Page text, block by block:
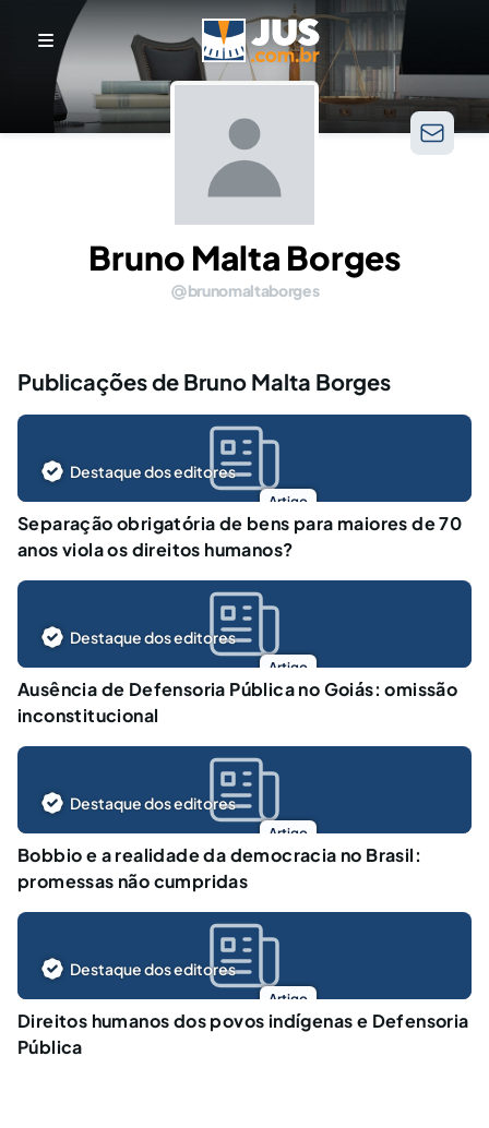
Bruno Malta Borges
brunomaltaborges
Publicações de Bruno Malta Borges
Artigo
Destaque dos editores
Separação obrigatória de bens para maiores de 70
anos viola os direitos humanos?
Artigo
Destaque dos editores
Ausência de Defensoria Pública no Goiás: omissão
inconstitucional
Artigo
Destaque dos editores
Bobbio e a realidade da democracia no Brasil:
promessas não cumpridas
Artigo
Destaque dos editores
Direitos humanos dos povos indígenas e Defensoria
Pública